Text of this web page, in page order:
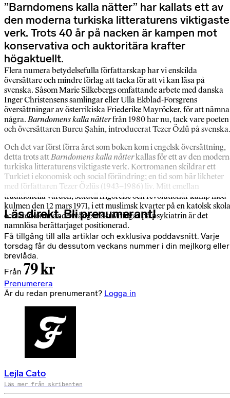
”Barndomens kalla nätter” har kallats ett av
den moderna turkiska litteraturens viktigaste
verk. Trots 40 år på nacken är kampen mot
konservativa och auktoritära krafter
högaktuellt.
Flera numera betydelsefulla författarskap har vi enskilda
översättare och mindre förlag att tacka för att vi kan läsa på
svenska. Såsom Marie Silkebergs omfattande arbete med danska
Inger Christensens samlingar eller Ulla Ekblad-Forsgrens
översättningar av österrikiska Friederike Mayröcker, för att nämna
några.Barndomens kalla nätterfrån 1980 har nu, tack vare poeten
och översättaren Burcu Şahin, introducerat Tezer Özlü på svenska.
Och det var först förra året som boken kom i engelsk översättning,
detta trots attBarndomens kalla nätterkallas för ett av den
turkiska litteraturens viktigaste verk. Kortromanen skildrar ett
Turkiet i ekonomisk och social förändring; en tid som bär likheter
med författaren Tezer Özlüs (1943–1986) liv. Mitt emellan
traditionella värden, sexuell frigörelse och revolutionär kamp med
kulmen den 12 mars 1971, i ett muslimsk kvarter på en katolsk skola
och återkommande tvångsinskrivningar på psykiatrin är det
namnlösa berättarjaget positionerad.
Läs direkt. Bli prenumerant!
Få tillgång till alla artiklar och exklusiva poddavsnitt. Varje
torsdag får du dessutom veckans nummer i din mejlkorg eller
brevlåda.
Från 79 kr
Prenumerera
Är du redan prenumerant? Logga in
Lejla Cato
Läs mer från skribenten